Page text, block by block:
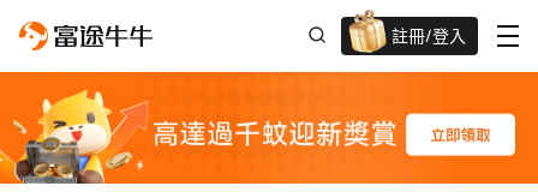
註冊/登入
迎新驚喜賞 股票/BTC等任你揀!